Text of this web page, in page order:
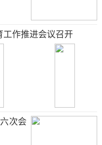
作推进会议召开
次会